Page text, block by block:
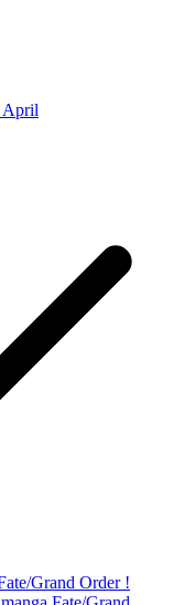
April
Grand Order !